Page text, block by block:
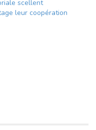
scellent
leur coopération